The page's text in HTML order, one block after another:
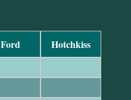
Ford Hotchkiss